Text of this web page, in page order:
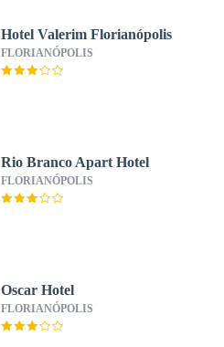
Hotel Valerim Florianópolis
FLORIANÓPOLIS
Rio Branco Apart Hotel
FLORIANÓPOLIS
Oscar Hotel
FLORIANÓPOLIS